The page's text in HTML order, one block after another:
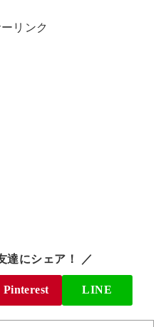
リンク
達にシェア！ ／
Pinterest LINE